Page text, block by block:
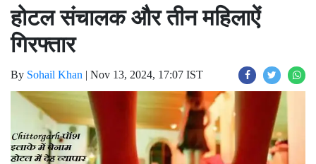
होटल संचालक और तीन महिलाऐं
गिरफ्तार
By Sohail Khan | Nov 13, 2024, 17:07 IST